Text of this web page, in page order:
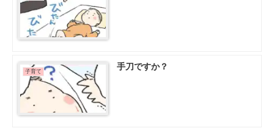
子育て 手刀ですか？